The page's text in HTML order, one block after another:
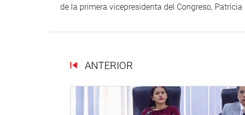
de la primera vicepresidenta del Congreso,
ANTERIOR